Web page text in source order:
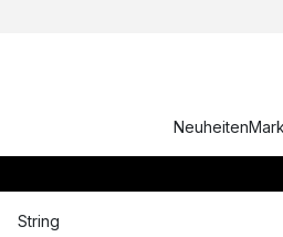
Neuheiten
String